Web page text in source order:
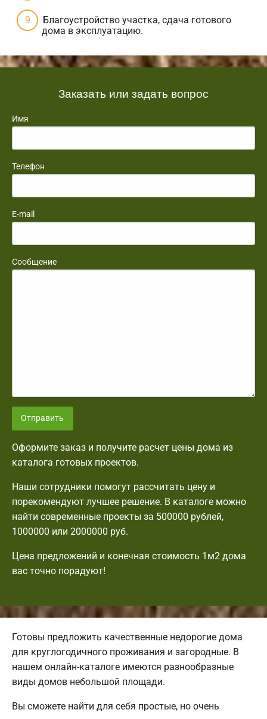
Благоустройство участка, сдача готового
дома в эксплуатацию.
Заказать или задать вопрос
Имя
Телефон
E-mail
Сообщение
Отправить
Оформите заказ и получите расчет цены дома из
каталога готовых проектов.
Наши сотрудники помогут рассчитать цену и
порекомендуют лучшее решение. В каталоге можно
найти современные проекты за 500000 рублей,
1000000 или 2000000 руб.
Цена предложений и конечная стоимость 1м2 дома
вас точно порадуют!
Готовы предложить качественные недорогие дома
для круглогодичного проживания и загородные. В
нашем онлайн-каталоге имеются разнообразные
виды домов небольшой площади.
Вы сможете найти для себя простые, но очень